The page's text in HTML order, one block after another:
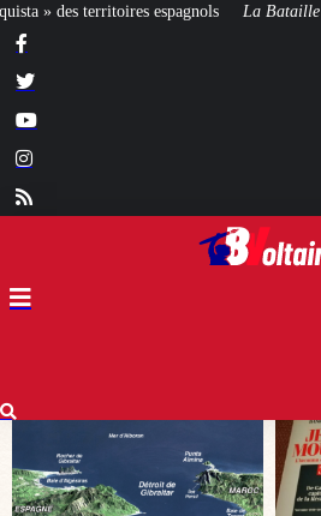
Bataille de Gaulle: après le film, les livres !